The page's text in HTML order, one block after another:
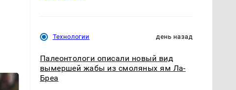
Технологии день назад
Палеонтологи описали новый вид
вымершей жабы из смоляных ям Ла-
Бреа